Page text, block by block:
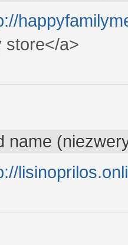
store</a>
name